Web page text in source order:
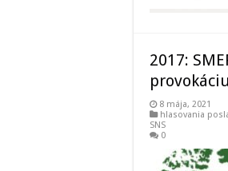
2017:
8 mája, 2021
hlasovania
SNS
0